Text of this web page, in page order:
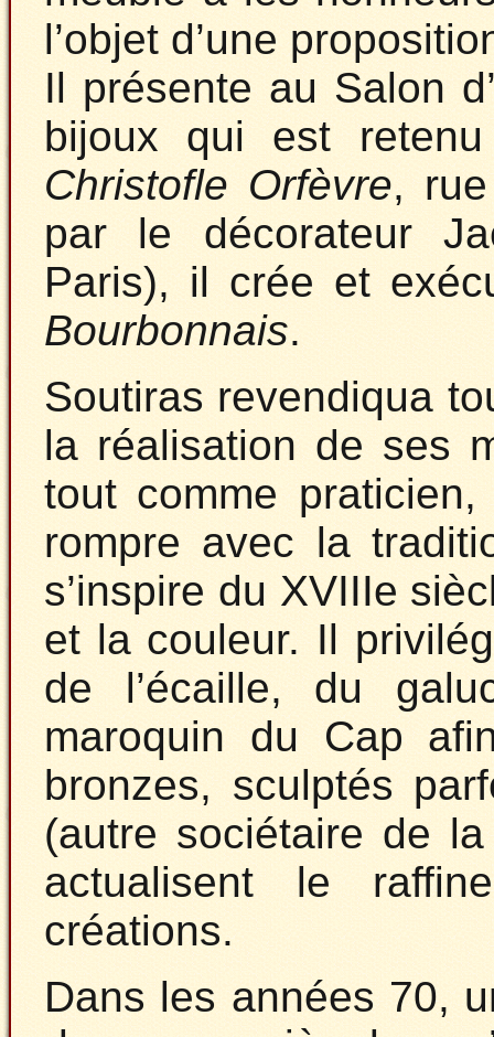
l’objet d’une
Il présente au Salon
bijoux qui est
Christofle Orfèvre,
par le décorateur
Paris), il crée et
Bourbonnais.
Soutiras revendiqua
la réalisation de ses
tout comme
rompre avec la
s’inspire du XVIIIe
et la couleur. Il
de l’écaille, du
maroquin du Cap
bronzes, sculptés
(autre sociétaire de
actualisent le
créations.
Dans les années 70,